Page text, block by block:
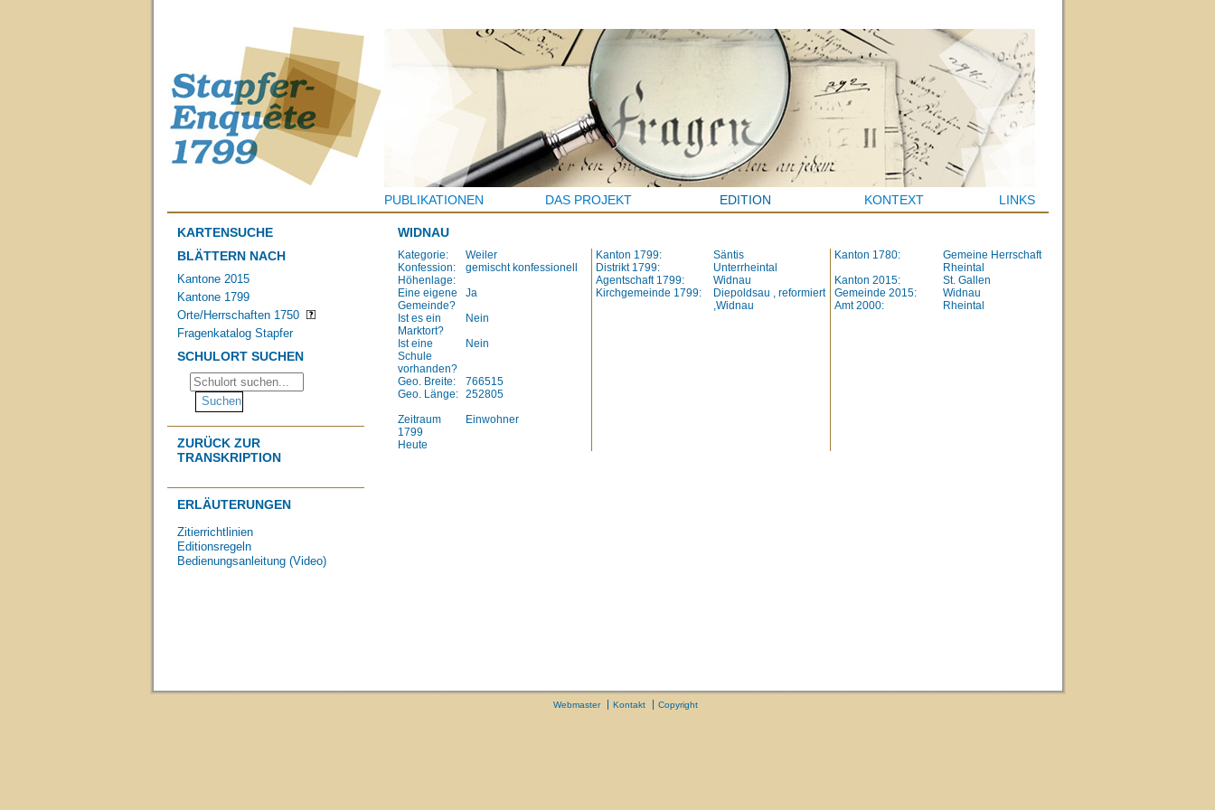
PUBLIKATIONEN DAS PROJEKT EDITION KONTEXT LINKS
KARTENSUCHE
BLÄTTERN NACH
Kantone 2015
Kantone 1799
Orte/Herrschaften 1750
Fragenkatalog Stapfer
SCHULORT SUCHEN
ZURÜCK ZUR
TRANSKRIPTION
ERLÄUTERUNGEN
Zitierrichtlinien
Editionsregeln
Bedienungsanleitung (Video)
WIDNAU
Kategorie:
Weiler
Konfession:
gemischt konfessionell
Höhenlage:
Eine eigene
Gemeinde?
Ja
Ist es ein
Marktort?
Nein
Ist eine
Schule
vorhanden?
Nein
Geo. Breite:
766515
Geo. Länge:
252805
Zeitraum
Einwohner
1799
Heute
Kanton 1799:
Säntis
Distrikt 1799:
Unterrheintal
Agentschaft 1799:
Widnau
Kirchgemeinde 1799:
Diepoldsau , reformiert
,Widnau
Kanton 1780:
Gemeine Herrschaft
Rheintal
Kanton 2015:
St. Gallen
Gemeinde 2015:
Widnau
Amt 2000:
Rheintal
Webmaster Kontakt Copyright